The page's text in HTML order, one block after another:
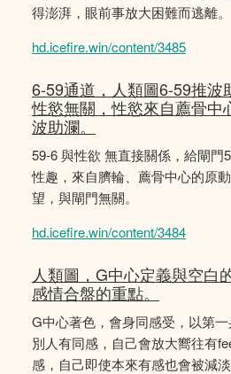
得澎湃，眼前事放大困難而逃離。
hd.icefire.win/content/3485
6-59通道，人類圖6-59推波
性慾無關，性慾來自薦骨中
波助瀾。
59-6 與性欲 無直接關係，給閘門
性趣，來自臍輪、薦骨中心的原
望，與閘門無關。
hd.icefire.win/content/3484
人類圖，G中心定義與空白
感情合盤的重點。
G中心著色，會身同感受，以第
別人有同感，自己會放大嚮往有
感，自己即使本來有感也會被減